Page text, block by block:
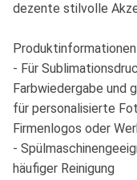
dezente stilvolle
- Für
Farbwiedergabe
für personalisierte
Firmenlogos oder
-
häufiger Reinigung